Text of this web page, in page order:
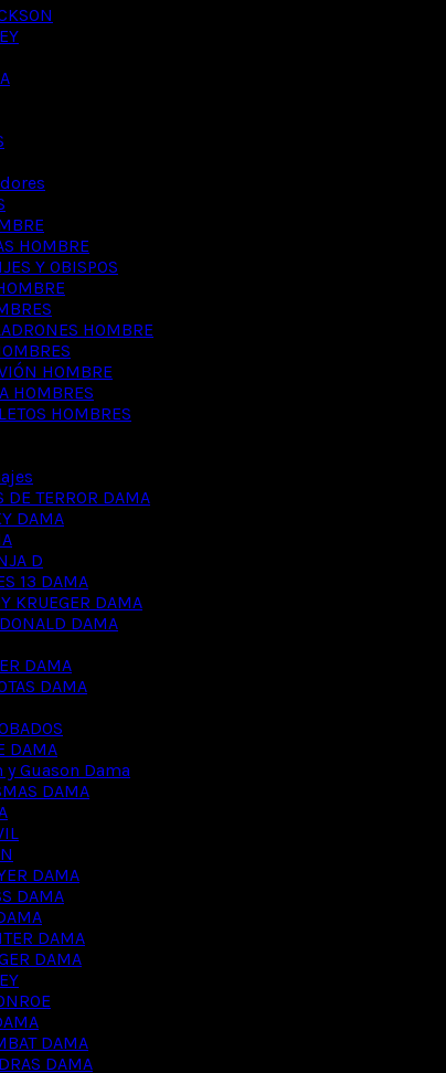
HOMBRE
Y OBISPOS
HOMBRE
HOMBRE
HOMBRES
HOMBRES
DE TERROR DAMA
DAMA
D
13 DAMA
KRUEGER DAMA
DAMA
DAMA
DAMA
DAMA
y Guason Dama
DAMA
DAMA
DAMA
DAMA
DAMA
DAMA
DAMA